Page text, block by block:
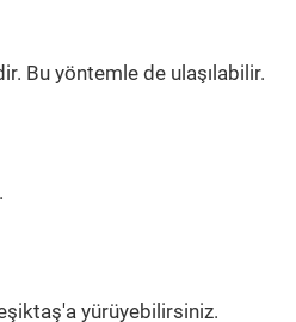
Bu yöntemle de ulaşılabilir.
yürüyebilirsiniz.